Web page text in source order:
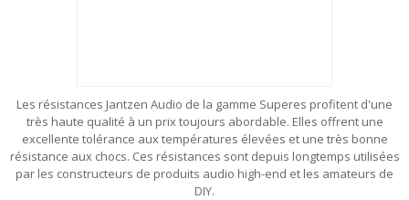
Les résistances Jantzen Audio de la gamme Superes profitent d'une
très haute qualité à un prix toujours abordable. Elles offrent une
excellente tolérance aux températures élevées et une très bonne
résistance aux chocs. Ces résistances sont depuis longtemps utilisées
par les constructeurs de produits audio high-end et les amateurs de
DIY.